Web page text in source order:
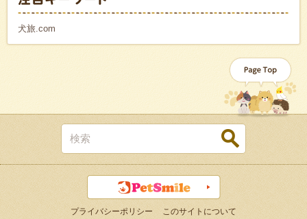
犬旅.com
プライバシーポリシー このサイトについて